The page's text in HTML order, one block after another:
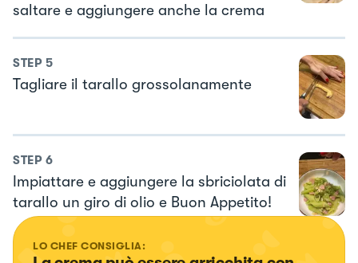
saltare e aggiungere anche la crema
STEP 5
Tagliare il tarallo grossolanamente
STEP 6
Impiattare e aggiungere la sbriciolata di
tarallo un giro di olio e Buon Appetito!
LO CHEF CONSIGLIA: